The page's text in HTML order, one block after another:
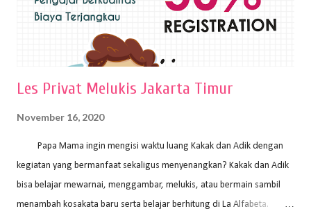
medianya Mem...
Les Privat Melukis Jakarta Timur
November 16, 2020
Papa Mama ingin mengisi waktu luang Kakak dan Adik dengan
kegiatan yang bermanfaat sekaligus menyenangkan? Kakak dan Adik
bisa belajar mewarnai, menggambar, melukis, atau bermain sambil
menambah kosakata baru serta belajar berhitung di La Alfabeta.